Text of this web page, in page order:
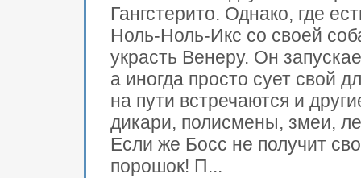
Гангстерито. Однако, где
Ноль-Ноль-Икс со своей
украсть Венеру. Он
а иногда просто сует свой
на пути встречаются и
дикари, полисмены, змеи,
Если же Босс не получит
порошок! П...